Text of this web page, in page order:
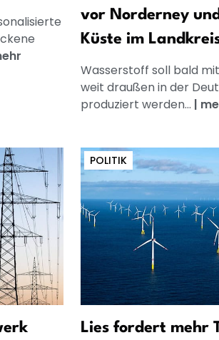
vor Norderney
Küste im
Wasserstoff soll bald
weit draußen in der
produziert werden... |
POLITIK
Lies fordert mehr